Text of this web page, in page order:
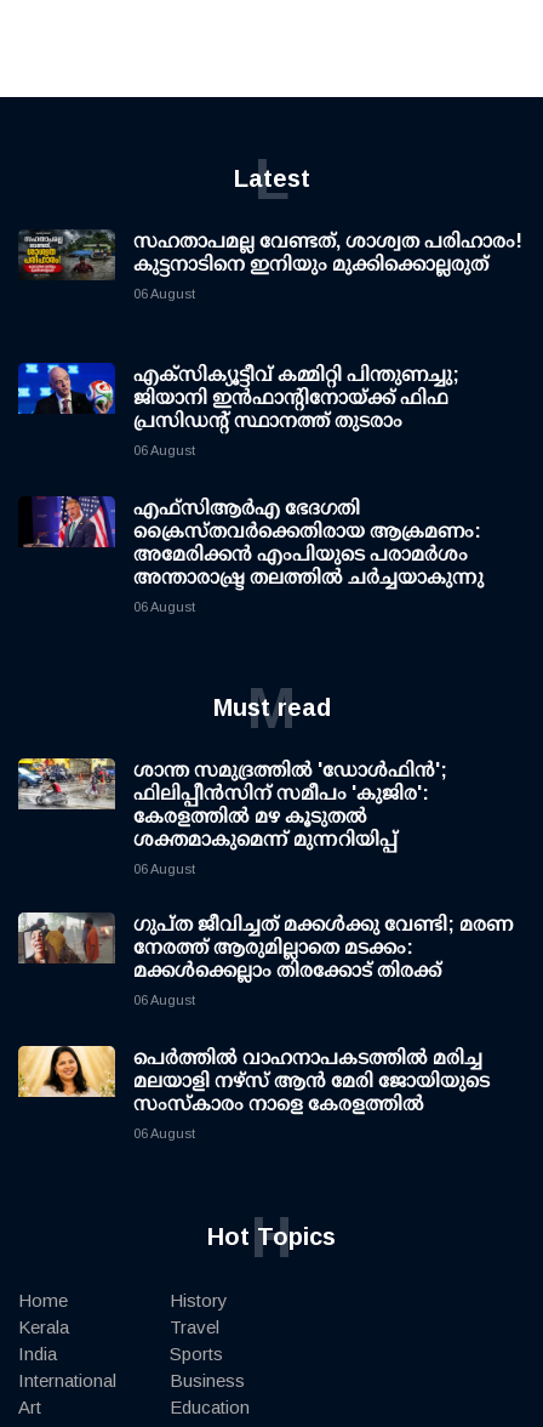
Latest
L
സഹതാപമല്ല വേണ്ടത്, ശാശ്വത പരിഹാരം!
കുട്ടനാടിനെ ഇനിയും മുക്കിക്കൊല്ലരുത്
06 August
എക്സിക്യൂട്ടീവ് കമ്മിറ്റി പിന്തുണച്ചു;
ജിയാനി ഇന്‍ഫാന്റിനോയ്ക്ക് ഫിഫ
പ്രസിഡന്റ് സ്ഥാനത്ത് തുടരാം
06 August
എഫ്‌സി‌ആര്‍‌എ ഭേദഗതി
ക്രൈസ്തവർക്കെതിരായ ആക്രമണം:
അമേരിക്കൻ എംപിയുടെ പരാമർശം
അന്താരാഷ്ട്ര തലത്തിൽ ചർച്ചയാകുന്നു
06 August
Must read
M
ശാന്ത സമുദ്രത്തില്‍ 'ഡോള്‍ഫിന്‍';
ഫിലിപ്പീന്‍സിന് സമീപം 'കുജിര':
കേരളത്തില്‍ മഴ കൂടുതല്‍
ശക്തമാകുമെന്ന് മുന്നറിയിപ്പ്
06 August
ഗുപ്ത ജീവിച്ചത് മക്കള്‍ക്കു വേണ്ടി; മരണ
നേരത്ത് ആരുമില്ലാതെ മടക്കം:
മക്കള്‍ക്കെല്ലാം തിരക്കോട് തിരക്ക്
06 August
പെർത്തിൽ വാഹനാപകടത്തിൽ മരിച്ച
മലയാളി നഴ്സ് ആൻ മേരി ജോയിയുടെ
സംസ്കാരം നാളെ കേരളത്തിൽ
06 August
Hot Topics
H
Home
Kerala
India
International
Art
History
Travel
Sports
Business
Education